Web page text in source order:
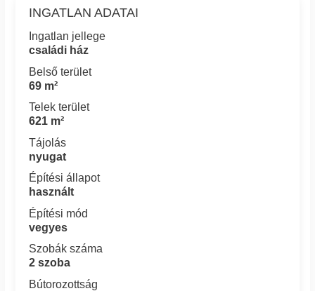
INGATLAN ADATAI
Ingatlan jellege
családi ház
Belső terület
69 m²
Telek terület
621 m²
Tájolás
nyugat
Építési állapot
használt
Építési mód
vegyes
Szobák száma
2 szoba
Bútorozottság